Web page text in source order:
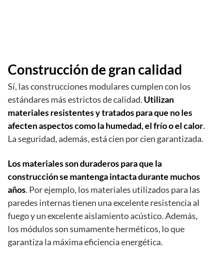
Construcción de gran calidad
Sí, las construcciones modulares cumplen con los
estándares más estrictos de calidad. Utilizan
materiales resistentes y tratados para que no les
afecten aspectos como la humedad, el frío o el calor.
La seguridad, además, está cien por cien garantizada.
Los materiales son duraderos para que la
construcción se mantenga intacta durante muchos
años. Por ejemplo, los materiales utilizados para las
paredes internas tienen una excelente resistencia al
fuego y un excelente aislamiento acústico. Además,
los módulos son sumamente herméticos, lo que
garantiza la máxima eficiencia energética.